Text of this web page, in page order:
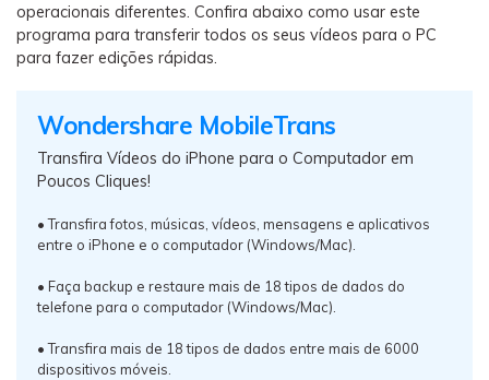
operacionais diferentes. Confira abaixo como usar este
programa para transferir todos os seus vídeos para o PC
para fazer edições rápidas.
Wondershare MobileTrans
Transfira Vídeos do iPhone para o Computador em
Poucos Cliques!
• Transfira fotos, músicas, vídeos, mensagens e aplicativos
entre o iPhone e o computador (Windows/Mac).
• Faça backup e restaure mais de 18 tipos de dados do
telefone para o computador (Windows/Mac).
• Transfira mais de 18 tipos de dados entre mais de 6000
dispositivos móveis.